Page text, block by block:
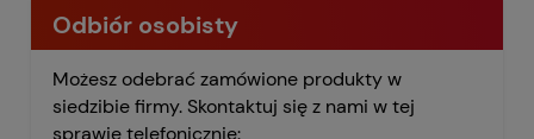
Odbiór osobisty
Możesz odebrać zamówione produkty w
siedzibie firmy. Skontaktuj się z nami w tej
sprawie telefonicznie: